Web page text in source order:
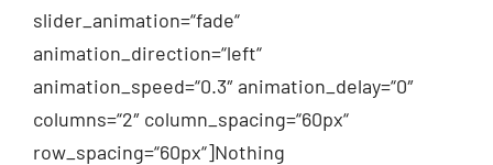
slider_animation=“fade“
animation_direction=“left“
animation_speed=“0.3″ animation_delay=“0″
columns=“2″ column_spacing=“60px“
row_spacing=“60px“]Nothing